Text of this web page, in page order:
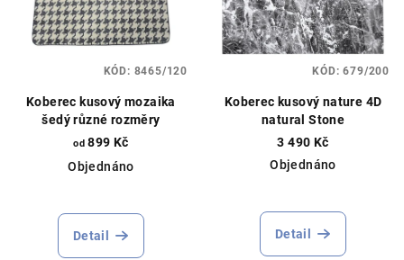
Koberec kusový mozaika
šedý různé rozměry
od 899 Kč
Objednáno
Detail
KÓD: 8465/120
Koberec kusový nature 4D
natural Stone
3 490 Kč
Objednáno
Detail
KÓD:679/200